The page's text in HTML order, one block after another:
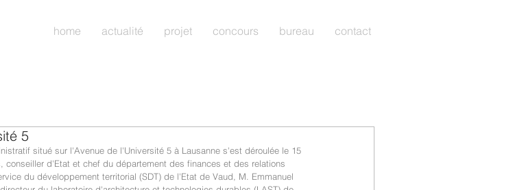
home actualité projet concours bureau contact
5
situé sur l'Avenue de l'Université 5 à Lausanne s'est déroulée le 15
conseiller d'Etat et chef du département des finances et des relations
du développement territorial (SDT) de l'Etat de Vaud, M. Emmanuel